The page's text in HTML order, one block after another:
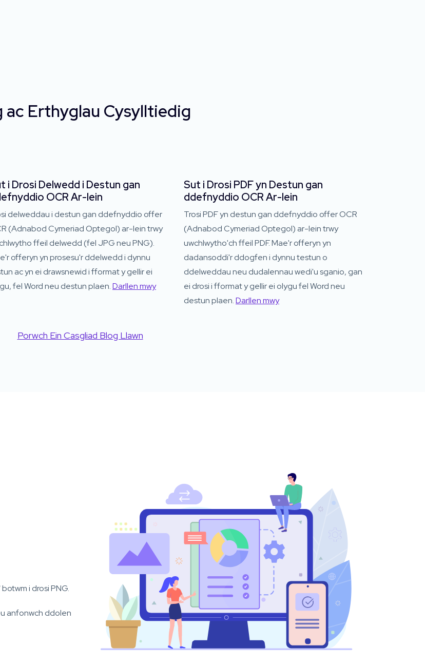
ac Erthyglau Cysylltiedig
i Drosi Delwedd i Destun gan
OCR Ar-lein
delweddau i destun gan ddefnyddio offer
(Adnabod Cymeriad Optegol) ar-lein trwy
ffeil delwedd (fel JPG neu PNG).
offeryn yn prosesu'r ddelwedd i dynnu
ac yn ei drawsnewid i fformat y gellir ei
fel Word neu destun plaen.Darllen mwy
Sut i Drosi PDF yn Destun gan
ddefnyddio OCR Ar-lein
Trosi PDF yn destun gan ddefnyddio offer OCR
(Adnabod Cymeriad Optegol) ar-lein trwy
uwchlwytho'ch ffeil PDF. Mae'r offeryn yn
dadansoddi'r ddogfen i dynnu testun o
ddelweddau neu dudalennau wedi'u sganio, gan
ei drosi i fformat y gellir ei olygu fel Word neu
destun plaen.Darllen mwy
Porwch Ein Casgliad Blog Llawn
i drosi PNG.
anfonwch ddolen